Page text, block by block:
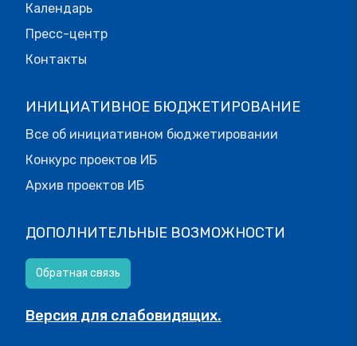
Календарь
Пресс-центр
Контакты
ИНИЦИАТИВНОЕ БЮДЖЕТИРОВАНИЕ
Все об инициативном бюджетировании
Конкурс проектов ИБ
Архив проектов ИБ
ДОПОЛНИТЕЛЬНЫЕ ВОЗМОЖНОСТИ
Обратная связь
Версия для слабовидящих.